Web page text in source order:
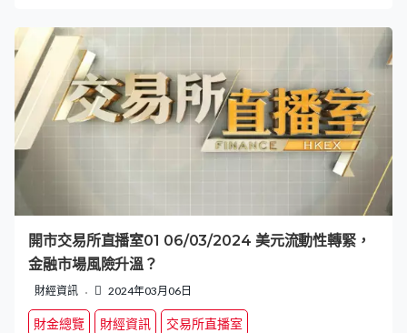
開市交易所直播室01 06/03/2024 美元流動性轉緊，
金融市場風險升溫？
財經資訊 2024年03月06日
財金總覽 財經資訊 交易所直播室